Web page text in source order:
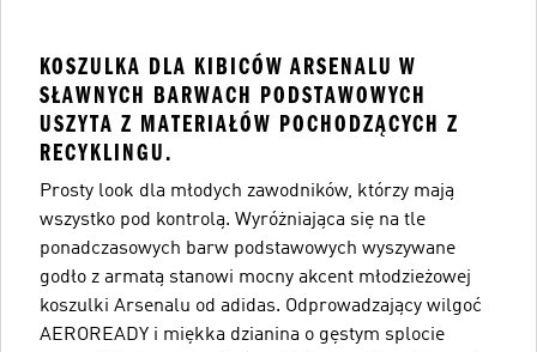
KOSZULKA DLA KIBICÓW ARSENALU W
SŁAWNYCH BARWACH PODSTAWOWYCH
USZYTA Z MATERIAŁÓW POCHODZĄCYCH Z
RECYKLINGU.
Prosty look dla młodych zawodników, którzy mają
wszystko pod kontrolą. Wyróżniająca się na tle
ponadczasowych barw podstawowych wyszywane
godło z armatą stanowi mocny akcent młodzieżowej
koszulki Arsenalu od adidas. Odprowadzający wilgoć
AEROREADY i miękka dzianina o gęstym splocie